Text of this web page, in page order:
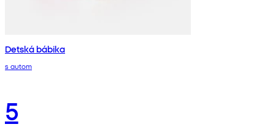
Detská bábika
s autom
5